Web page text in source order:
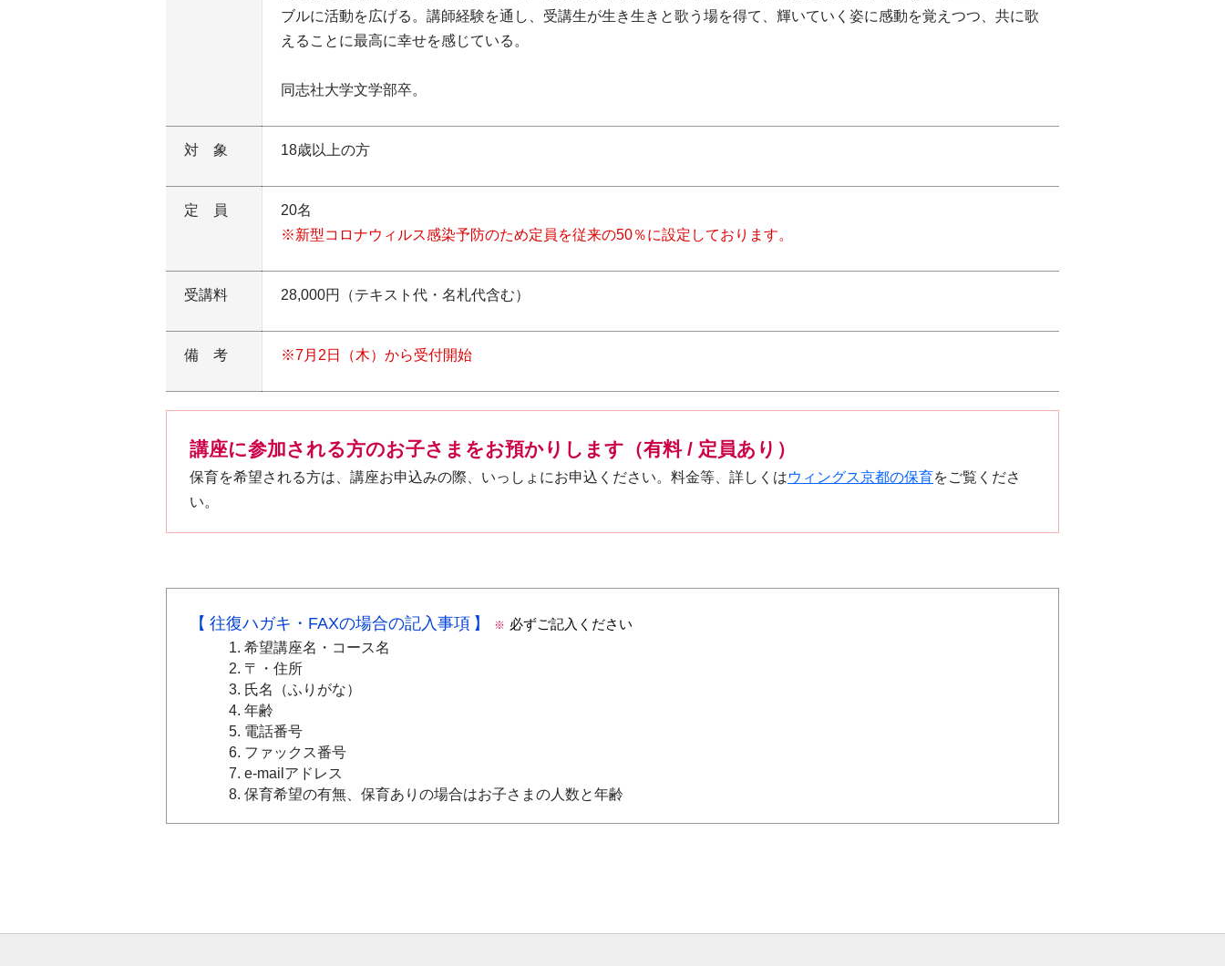
ブルに活動を広げる。講師経験を通し、受講生が生き生きと歌う場を得て、輝いていく姿に感動を覚えつつ、共に歌
えることに最高に幸せを感じている。
同志社大学文学部卒。
対象 18歳以上の方
定員
20名
※新型コロナウィルス感染予防のため定員を従来の50％に設定しております。
受講料 28,000円（テキスト代・名札代含む）
備考 ※7月2日（木）から受付開始
講座に参加される方のお子さまをお預かりします（有料 / 定員あり）
保育を希望される方は、講座お申込みの際、いっしょにお申込ください。料金等、詳しくはウィングス京都の保育をご覧くださ
い。
往復ハガキ・FAXの場合の記入事項 ※ 必ずご記入ください
希望講座名・コース名
〒・住所
氏名（ふりがな）
年齢
電話番号
ファックス番号
e-mailアドレス
保育希望の有無、保育ありの場合はお子さまの人数と年齢